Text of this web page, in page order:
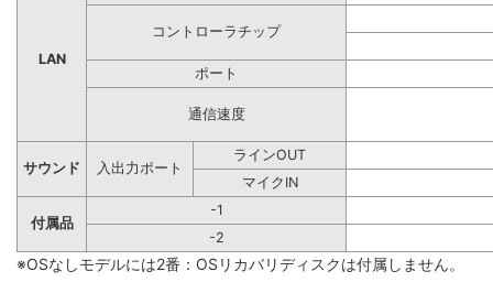
LAN
コントローラチップ
ポート
通信速度
サウンド 入出力ポート
ラインOUT
マイクIN
付属品
-1
-2
※OSなしモデルには2番：OSリカバリディスクは付属しません。